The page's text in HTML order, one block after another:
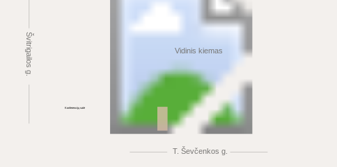
Švitrigailos g.
T. Ševčenkos g.
Vidinis kiemas
Konferencijų salė